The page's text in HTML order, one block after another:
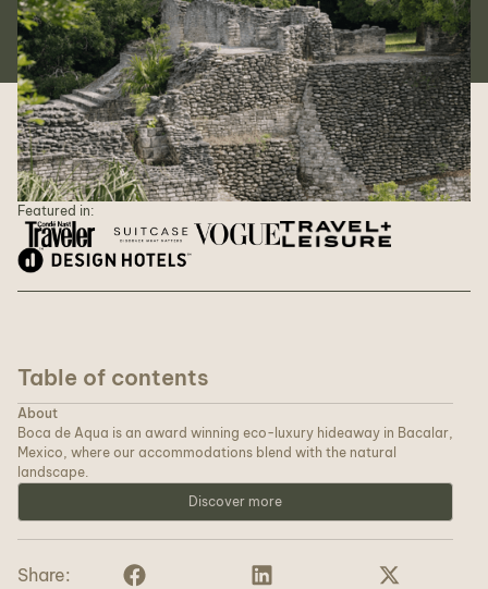
Featured in:
Table of contents
About
Boca de Aqua is an award winning eco-luxury hideaway in Bacalar,
Mexico, where our accommodations blend with the natural
landscape.
Discover more
Share: